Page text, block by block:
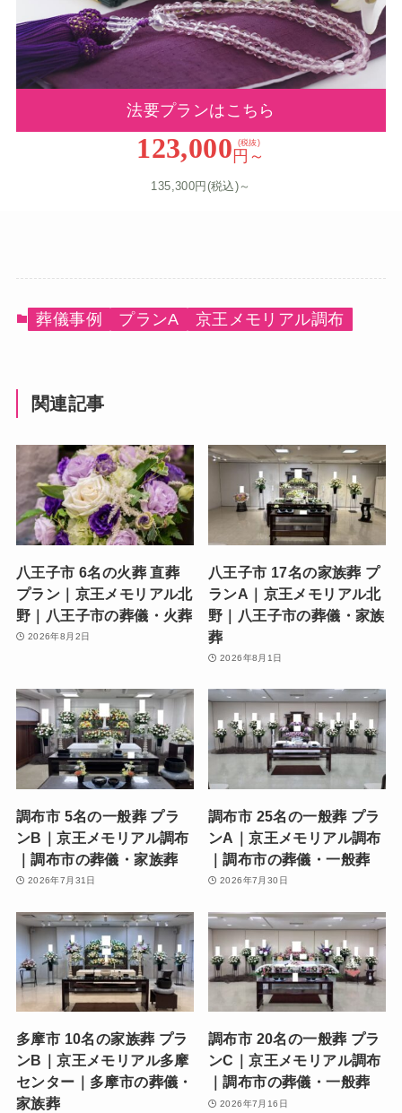
法要プランはこちら
123,000 (税抜)
円～
135,300円(税込)～
葬儀事例 プランA 京王メモリアル調布
関連記事
八王子市 6名の火葬 直葬
プラン｜京王メモリアル北
野｜八王子市の葬儀・火葬
2026年8月2日
八王子市 17名の家族葬 プ
ランA｜京王メモリアル北
野｜八王子市の葬儀・家族
葬
2026年8月1日
調布市 5名の一般葬 プラ
ンB｜京王メモリアル調布
｜調布市の葬儀・家族葬
2026年7月31日
調布市 25名の一般葬 プラ
ンA｜京王メモリアル調布
｜調布市の葬儀・一般葬
2026年7月30日
多摩市 10名の家族葬 プラ
ンB｜京王メモリアル多摩
センター｜多摩市の葬儀・
家族葬
調布市 20名の一般葬 プラ
ンC｜京王メモリアル調布
｜調布市の葬儀・一般葬
2026年7月16日